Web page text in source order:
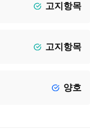
고지항목
고지항목
양호